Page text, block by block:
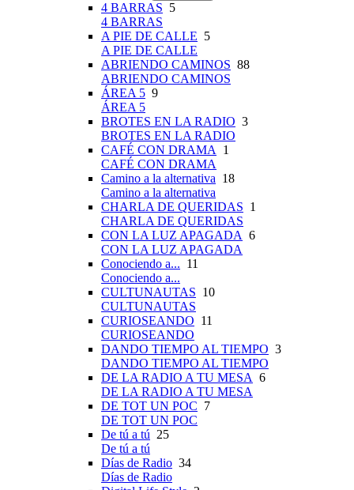
4 BARRAS 5
4 BARRAS
A PIE DE CALLE 5
A PIE DE CALLE
ABRIENDO CAMINOS 88
ABRIENDO CAMINOS
ÁREA 5 9
ÁREA 5
BROTES EN LA RADIO 3
BROTES EN LA RADIO
CAFÉ CON DRAMA
1
CAFÉ CON DRAMA
Camino a la alternativa 18
Camino a la alternativa
CHARLA DE QUERIDAS 1
CHARLA DE QUERIDAS
CON LA LUZ APAGADA 6
CON LA LUZ APAGADA
Conociendo a... 11
Conociendo a...
CULTUNAUTAS 10
CULTUNAUTAS
CURIOSEANDO 11
CURIOSEANDO
DANDO TIEMPO AL TIEMPO 3
DANDO TIEMPO AL TIEMPO
DE LA RADIO A TU MESA 6
DE LA RADIO A TU MESA
DE TOT UN POC 7
DE TOT UN POC
De tú a tú 25
De tú a tú
Días de Radio 34
Días de Radio